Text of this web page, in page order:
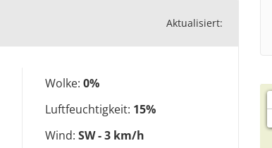
Aktualisiert:
Wolke: 0%
Luftfeuchtigkeit: 15%
Wind: SW - 3 km/h